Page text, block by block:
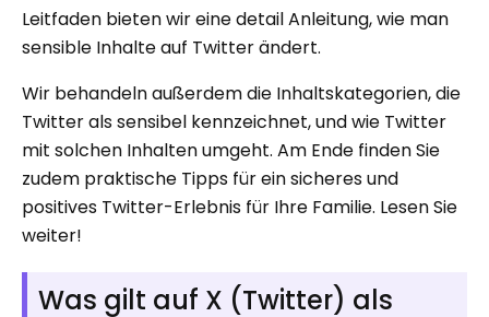
Leitfaden bieten wir eine detail Anleitung, wie man
sensible Inhalte auf Twitter ändert.
Wir behandeln außerdem die Inhaltskategorien, die
Twitter als sensibel kennzeichnet, und wie Twitter
mit solchen Inhalten umgeht. Am Ende finden Sie
zudem praktische Tipps für ein sicheres und
positives Twitter-Erlebnis für Ihre Familie. Lesen Sie
weiter!
Was gilt auf X (Twitter) als